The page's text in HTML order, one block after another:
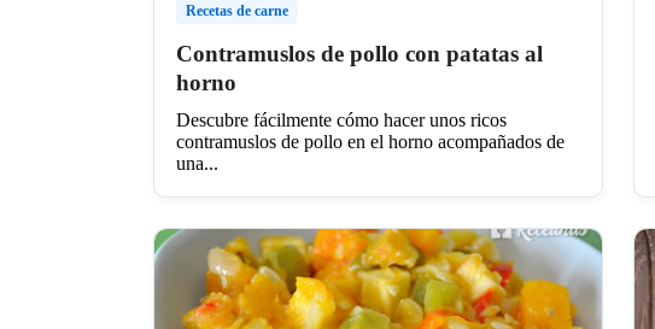
Recetas de carne
Contramuslos de pollo con patatas al
horno
Descubre fácilmente cómo hacer unos ricos
contramuslos de pollo en el horno acompañados de
una...